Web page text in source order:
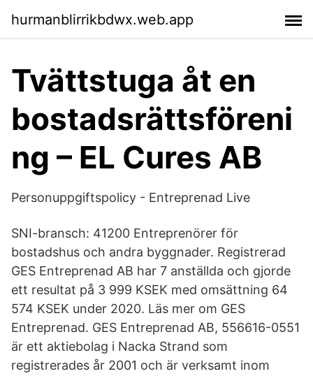
hurmanblirrikbdwx.web.app
Tvättstuga åt en
bostadsrättsföreni
ng – EL Cures AB
Personuppgiftspolicy - Entreprenad Live
SNI-bransch: 41200 Entreprenörer för
bostadshus och andra byggnader. Registrerad
GES Entreprenad AB har 7 anställda och gjorde
ett resultat på 3 999 KSEK med omsättning 64
574 KSEK under 2020. Läs mer om GES
Entreprenad. GES Entreprenad AB, 556616-0551
är ett aktiebolag i Nacka Strand som
registrerades år 2001 och är verksamt inom